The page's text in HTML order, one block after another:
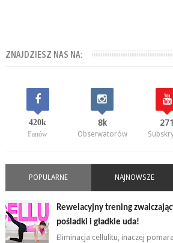
ZNAJDZIESZ NAS NA:
420k
Fanów
8k
Obserwatorów
271
POPULARNE NAJNOWSZE
Rewelacyjny trening
pośladki i gładkie uda!
Eliminacja cellulitu, inaczej